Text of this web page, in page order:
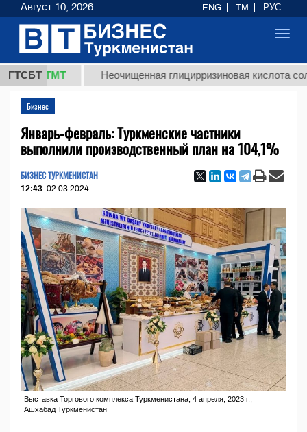
ГТСБТ
ТМТ Неочищенная глицирризиновая кислота
Бизнес
Январь-февраль: Туркменские частники
выполнили производственный план на 104,1%
БИЗНЕС ТУРКМЕНИСТАН
12:43 02.03.2024
Выставка Торгового комплекса Туркменистана, 4 апреля, 2023 г.,
Ашхабад Туркменистан
Август 10, 2026 ENG TM РУС